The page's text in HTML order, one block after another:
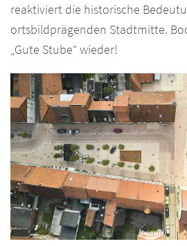
reaktiviert die historische
ortsbildprägenden Stadtmitte.
„Gute Stube“ wieder!